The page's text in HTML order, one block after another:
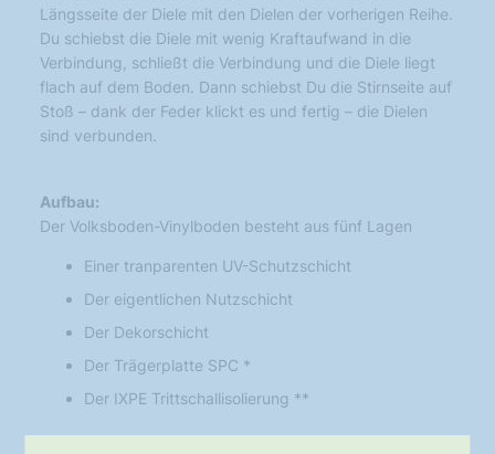
Längsseite der Diele mit den Dielen der vorherigen Reihe.
Du schiebst die Diele mit wenig Kraftaufwand in die
Verbindung, schließt die Verbindung und die Diele liegt
flach auf dem Boden. Dann schiebst Du die Stirnseite auf
Stoß – dank der Feder klickt es und fertig – die Dielen
sind verbunden.
Aufbau:
Der Volksboden-Vinylboden besteht aus fünf Lagen
Einer tranparenten UV-Schutzschicht
Der eigentlichen Nutzschicht
Der Dekorschicht
Der Trägerplatte SPC *
Der IXPE Trittschallisolierung **